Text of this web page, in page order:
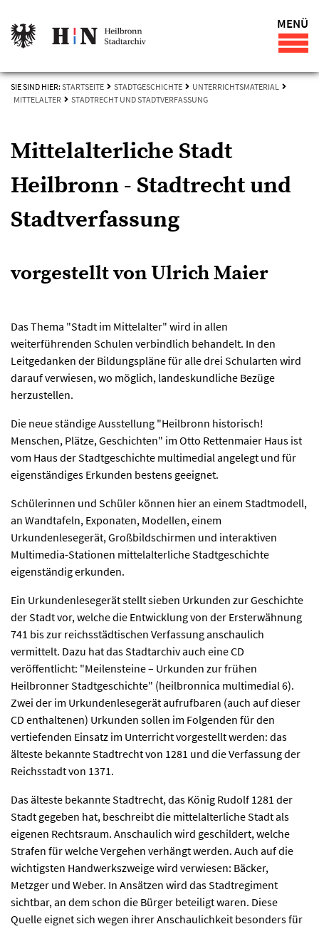
MENÜ
SIE SIND HIER: STARTSEITE STADTGESCHICHTE
UNTERRICHTSMATERIAL
MITTELALTER
STADTRECHT UND STADTVERFASSUNG
Mittelalterliche Stadt
Heilbronn - Stadtrecht und
Stadtverfassung
vorgestellt von Ulrich Maier
Das Thema "Stadt im Mittelalter" wird in allen
weiterführenden Schulen verbindlich behandelt. In den
Leitgedanken der Bildungspläne für alle drei Schularten wird
darauf verwiesen, wo möglich, landeskundliche Bezüge
herzustellen.
Die neue ständige Ausstellung "Heilbronn historisch!
Menschen, Plätze, Geschichten" im Otto Rettenmaier Haus ist
vom Haus der Stadtgeschichte multimedial angelegt und für
eigenständiges Erkunden bestens geeignet.
Schülerinnen und Schüler können hier an einem Stadtmodell,
an Wandtafeln, Exponaten, Modellen, einem
Urkundenlesegerät, Großbildschirmen und interaktiven
Multimedia-Stationen mittelalterliche Stadtgeschichte
eigenständig erkunden.
Ein Urkundenlesegerät stellt sieben Urkunden zur Geschichte
der Stadt vor, welche die Entwicklung von der Ersterwähnung
741 bis zur reichsstädtischen Verfassung anschaulich
vermittelt. Dazu hat das Stadtarchiv auch eine CD
veröffentlicht: "Meilensteine – Urkunden zur frühen
Heilbronner Stadtgeschichte" (heilbronnica multimedial 6).
Zwei der im Urkundenlesegerät aufrufbaren (auch auf dieser
CD enthaltenen) Urkunden sollen im Folgenden für den
vertiefenden Einsatz im Unterricht vorgestellt werden: das
älteste bekannte Stadtrecht von 1281 und die Verfassung der
Reichsstadt von 1371.
Das älteste bekannte Stadtrecht, das König Rudolf 1281 der
Stadt gegeben hat, beschreibt die mittelalterliche Stadt als
eigenen Rechtsraum. Anschaulich wird geschildert, welche
Strafen für welche Vergehen verhängt werden. Auch auf die
wichtigsten Handwerkszweige wird verwiesen: Bäcker,
Metzger und Weber. In Ansätzen wird das Stadtregiment
sichtbar, an dem schon die Bürger beteiligt waren. Diese
Quelle eignet sich wegen ihrer Anschaulichkeit besonders für